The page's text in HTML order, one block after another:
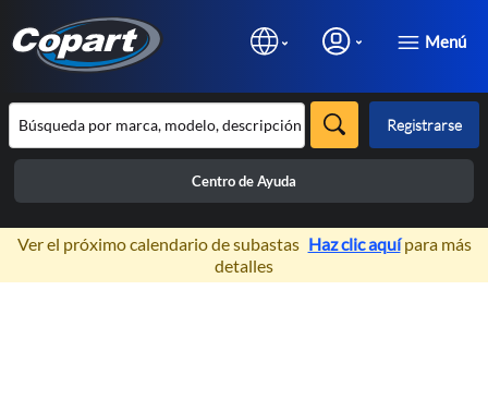
Menú
Registrarse
Centro de Ayuda
×
Ver el próximo calendario de subastas Haz clic aquípara más
detalles